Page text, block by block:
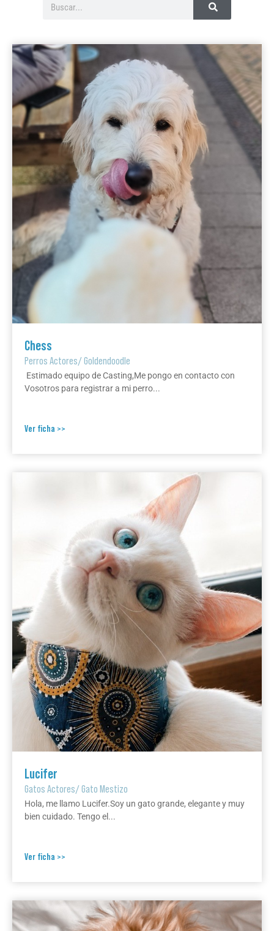
Chess
Perros Actores/Goldendoodle
Estimado equipo de Casting,Me pongo en contacto con
Vosotros para registrar a mi perro...
Ver ficha >>
Lucifer
Gatos Actores/Gato Mestizo
Hola, me llamo Lucifer.Soy un gato grande, elegante y muy
bien cuidado. Tengo el...
Ver ficha >>